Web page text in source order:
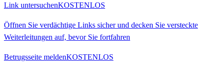
Link untersuchenKOSTENLOS
Öffnen Sie verdächtige Links sicher und decken Sie versteckte
Weiterleitungen auf, bevor Sie fortfahren
Betrugsseite meldenKOSTENLOS